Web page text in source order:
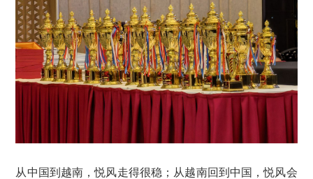
从中国到越南，悦风走得很稳；从越南回到中国，悦风会